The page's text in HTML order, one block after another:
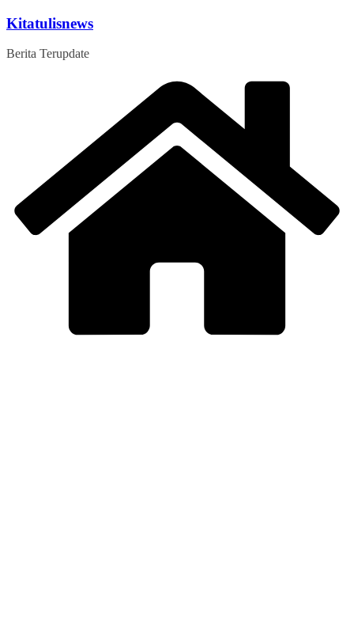
Skip
content
Kitatulisnews
Berita Terupdate